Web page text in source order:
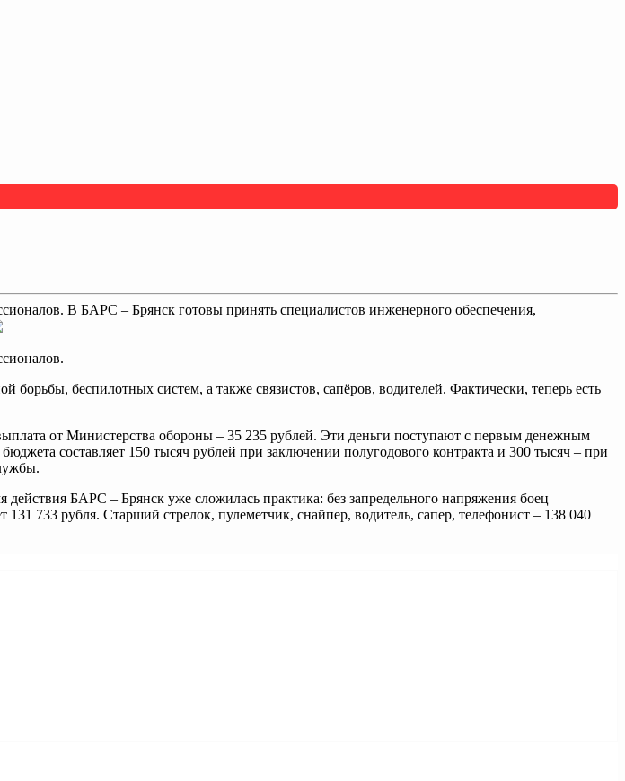
В БАРС – Брянск готовы принять специалистов инженерного обеспечения,
беспилотных систем, а также связистов, сапёров, водителей. Фактически, теперь есть
от Министерства обороны – 35 235 рублей. Эти деньги поступают с первым денежным
составляет 150 тысяч рублей при заключении полугодового контракта и 300 тысяч – при
БАРС – Брянск уже сложилась практика: без запредельного напряжения боец
733 рубля. Старший стрелок, пулеметчик, снайпер, водитель, сапер, телефонист – 138 040